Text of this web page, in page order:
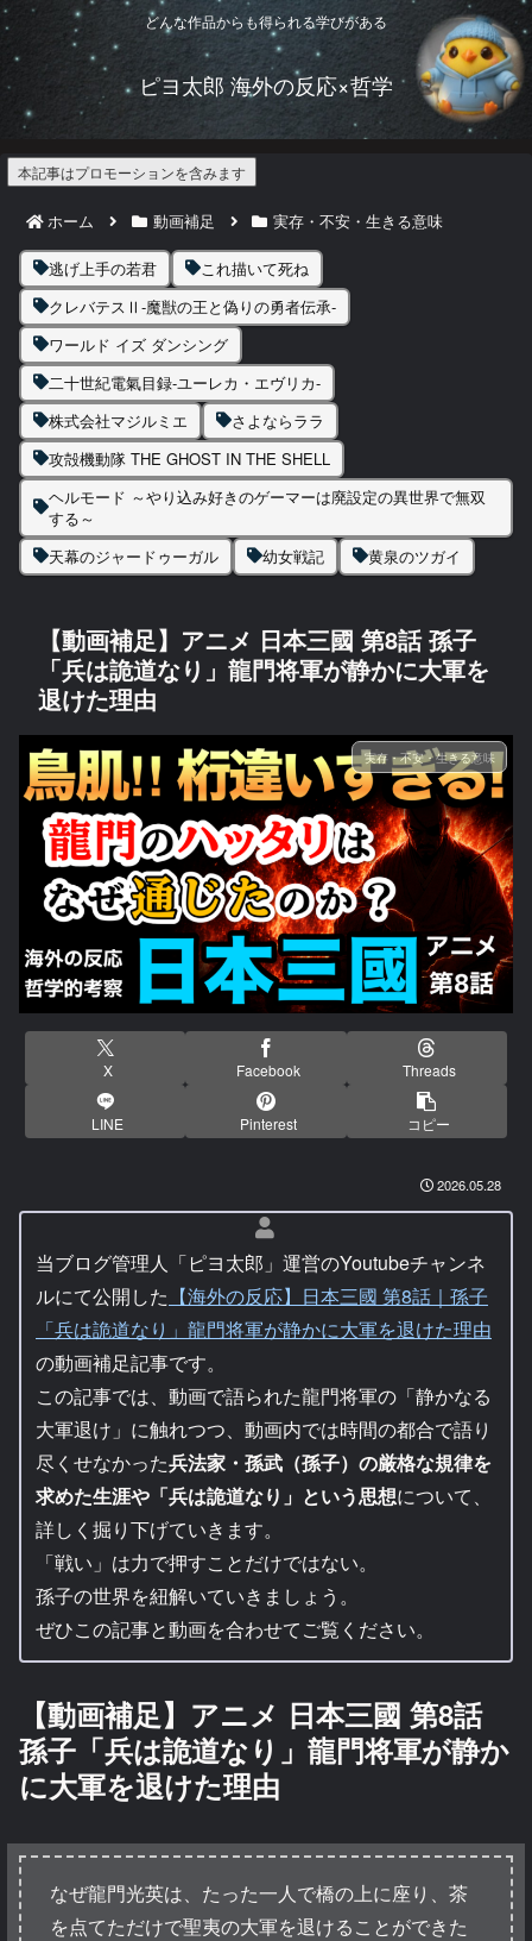
どんな作品からも得られる学びがある
ピヨ太郎 海外の反応×哲学
本記事はプロモーションを含みます
ホーム 動画補足 実存・不安・生きる意味
逃げ上手の若君
これ描いて死ね
クレバテスⅡ-魔獣の王と偽りの勇者伝承-
ワールド イズ ダンシング
二十世紀電氣目録-ユーレカ・エヴリカ-
株式会社マジルミエ
さよならララ
攻殻機動隊 THE GHOST IN THE SHELL
ヘルモード ～やり込み好きのゲーマーは廃設定の異世界で無双
する～
天幕のジャードゥーガル
幼女戦記 黄泉のツガイ
【動画補足】アニメ 日本三國 第8話 孫子
「兵は詭道なり」龍門将軍が静かに大軍を
退けた理由
実存・不安・生きる意味
X Facebook Threads
LINE Pinterest コピー
2026.05.28
当ブログ管理人「ピヨ太郎」運営のYoutubeチャンネ
ルにて公開した 【海外の反応】日本三國 第8話｜孫子
「兵は詭道なり」龍門将軍が静かに大軍を退けた理由
の動画補足記事です。
この記事では、動画で語られた龍門将軍の「静かなる
大軍退け」に触れつつ、動画内では時間の都合で語り
尽くせなかった兵法家・孫武（孫子）の厳格な規律を
求めた生涯や「兵は詭道なり」という思想について、
詳しく掘り下げていきます。
「戦い」は力で押すことだけではない。
孫子の世界を紐解いていきましょう。
ぜひこの記事と動画を合わせてご覧ください。
【動画補足】アニメ 日本三國 第8話
孫子「兵は詭道なり」龍門将軍が静か
に大軍を退けた理由
なぜ龍門光英は、たった一人で橋の上に座り、茶
を点てただけで聖夷の大軍を退けることができた